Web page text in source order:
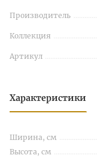
Производитель
Коллекция
Артикул
Характеристики
Ширина, см
Высота, см